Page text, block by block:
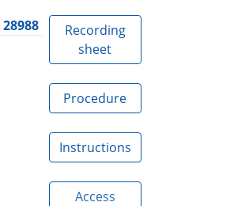
28988
Recording
sheet
Procedure
Instructions
Access